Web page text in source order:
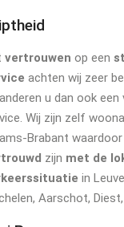
vertrouwen op een
achten wij zeer
u dan ook een
Wij zijn zelf
Brabant
zijn met de
in
Aarschot,